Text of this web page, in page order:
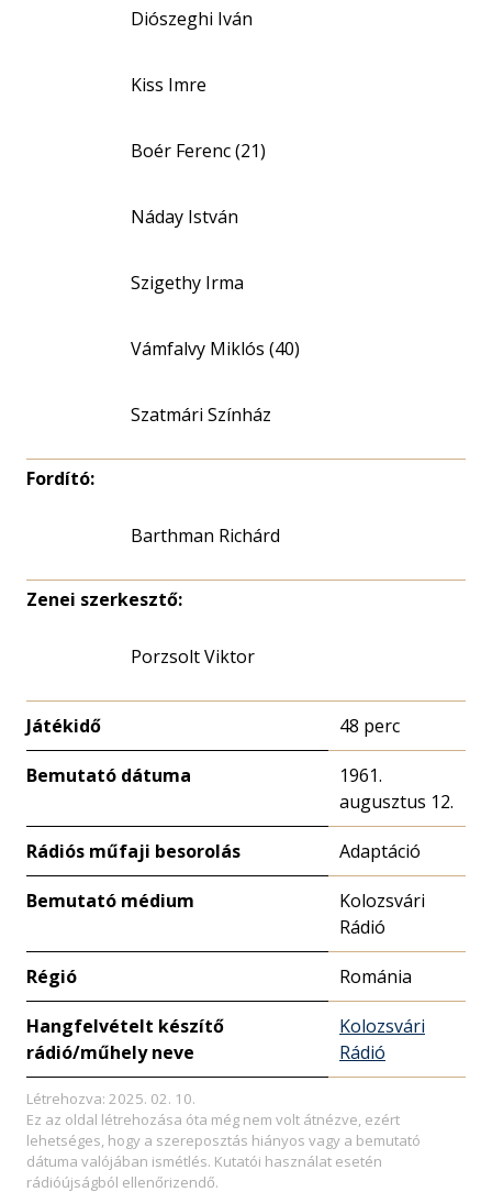
Diószeghi Iván
Kiss Imre
Boér Ferenc (21)
Náday István
Szigethy Irma
Vámfalvy Miklós (40)
Szatmári Színház
Fordító:
Barthman Richárd
Zenei szerkesztő:
Porzsolt Viktor
Játékidő 48 perc
Bemutató dátuma
1961.
augusztus 12.
Rádiós műfaji besorolás Adaptáció
Bemutató médium
Kolozsvári
Rádió
Régió Románia
Hangfelvételt készítő
rádió/műhely neve
Kolozsvári
Rádió
Létrehozva: 2025. 02. 10.
Ez az oldal létrehozása óta még nem volt átnézve, ezért
lehetséges, hogy a szereposztás hiányos vagy a bemutató
dátuma valójában ismétlés. Kutatói használat esetén
rádióújságból ellenőrizendő.